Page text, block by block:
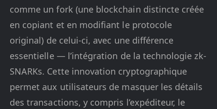
comme un fork (une blockchain distincte créée
en copiant et en modifiant le protocole
original) de celui-ci, avec une différence
essentielle — l’intégration de la technologie zk-
SNARKs. Cette innovation cryptographique
permet aux utilisateurs de masquer les détails
des transactions, y compris l’expéditeur, le